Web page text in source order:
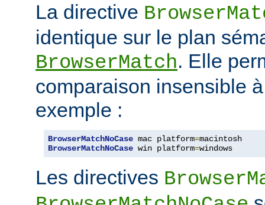
La directive
identique sur le plan
BrowserMatch. Elle
comparaison insensible
exemple :
BrowserMatchNoCase mac platform=
BrowserMatchNoCase win platform=windows
Les directives